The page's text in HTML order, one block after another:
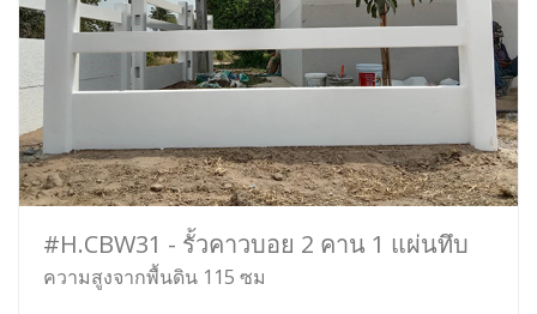
#H.CBW31 - รั้วคาวบอย 2 คาน 1 แผ่นทึบ
ความสูงจากพื้นดิน 115 ซม